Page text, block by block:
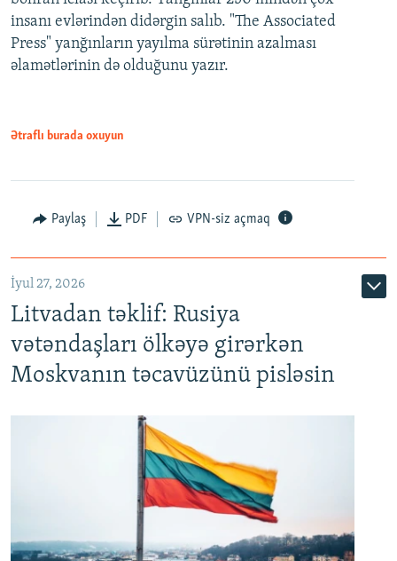
insanı evlərindən didərgin salıb. "The Associated
Press" yanğınların yayılma sürətinin azalması
əlamətlərinin də olduğunu yazır.
Ətraflı burada oxuyun
Paylaş PDF VPN-siz açmaq
İyul 27, 2026
Litvadan təklif: Rusiya
vətəndaşları ölkəyə girərkən
Moskvanın təcavüzünü pisləsin